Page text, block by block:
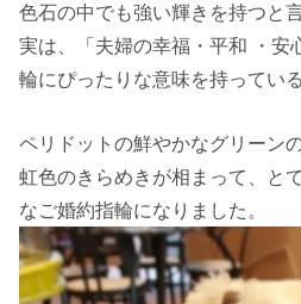
色石の中でも強い輝きを持つと
実は、「夫婦の幸福・平和 ・安
輪にぴったりな意味を持ってい
ペリドットの鮮やかなグリーン
虹色のきらめきが相まって、と
なご婚約指輪になりました。